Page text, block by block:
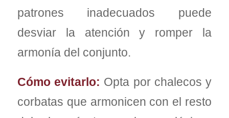
patrones inadecuados puede
desviar la atención y romper la
armonía del conjunto.
Cómo evitarlo: Opta por chalecos y
corbatas que armonicen con el resto